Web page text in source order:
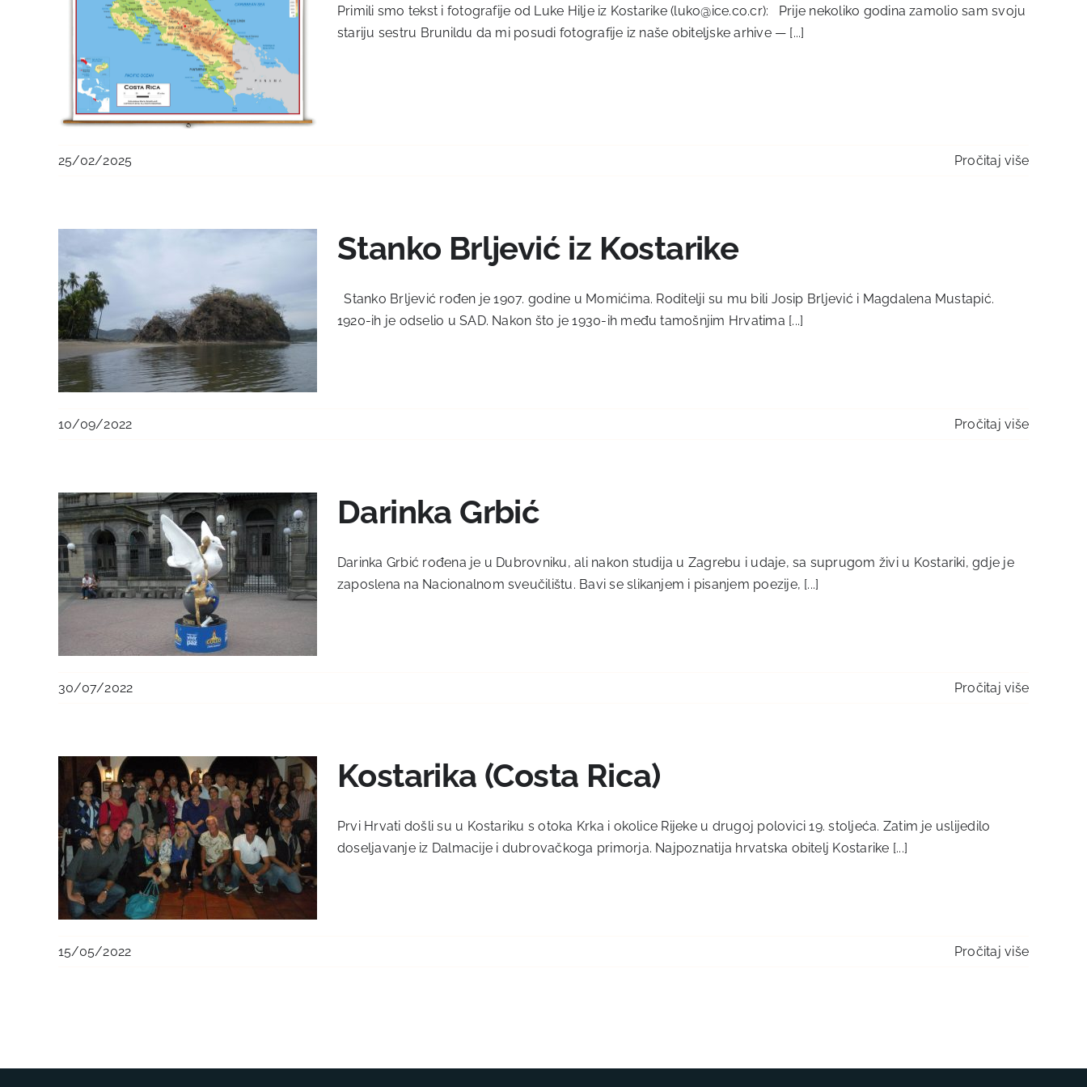
Primili smo tekst i fotografije od Luke Hilje iz Kostarike (luko@ice.co.cr): Prije nekoliko godina zamolio sam svoju
stariju sestru Brunildu da mi posudi fotografije iz naše obiteljske arhive — [...]
25/02/2025 Pročitaj više
Stanko Brljević iz Kostarike
Stanko Brljević rođen je 1907. godine u Momićima. Roditelji su mu bili Josip Brljević i Magdalena Mustapić.
1920-ih je odselio u SAD. Nakon što je 1930-ih među tamošnjim Hrvatima [...]
10/09/2022 Pročitaj više
Darinka Grbić
Darinka Grbić rođena je u Dubrovniku, ali nakon studija u Zagrebu i udaje, sa suprugom živi u Kostariki, gdje je
zaposlena na Nacionalnom sveučilištu. Bavi se slikanjem i pisanjem poezije, [...]
30/07/2022 Pročitaj više
Kostarika (Costa Rica)
Prvi Hrvati došli su u Kostariku s otoka Krka i okolice Rijeke u drugoj polovici 19. stoljeća. Zatim je uslijedilo
doseljavanje iz Dalmacije i dubrovačkoga primorja. Najpoznatija hrvatska obitelj Kostarike [...]
15/05/2022 Pročitaj više